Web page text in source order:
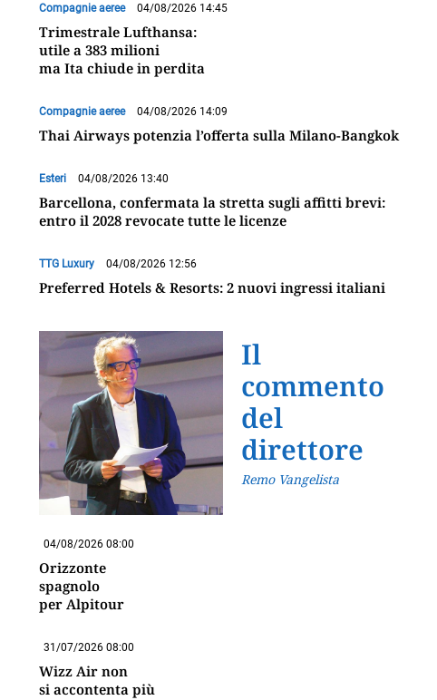
Compagnie aeree 04/08/2026 14:45
Trimestrale Lufthansa:
utile a 383 milioni
ma Ita chiude in perdita
Compagnie aeree 04/08/2026 14:09
Thai Airways potenzia l’offerta sulla Milano-Bangkok
Esteri 04/08/2026 13:40
Barcellona, confermata la stretta sugli affitti brevi:
entro il 2028 revocate tutte le licenze
TTG Luxury 04/08/2026 12:56
Preferred Hotels & Resorts: 2 nuovi ingressi italiani
Il
commento
del
direttore
Remo Vangelista
04/08/2026 08:00
Orizzonte
spagnolo
per Alpitour
31/07/2026 08:00
Wizz Air non
si accontenta più